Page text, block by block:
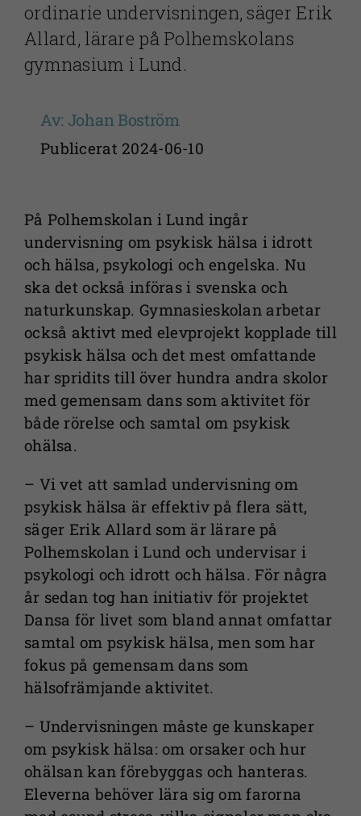
ordinarie undervisningen, säger Erik
Allard, lärare på Polhemskolans
gymnasium i Lund.
Av: Johan Boström
Publicerat 2024-06-10
På Polhemskolan i Lund ingår
undervisning om psykisk hälsa i idrott
och hälsa, psykologi och engelska. Nu
ska det också införas i svenska och
naturkunskap. Gymnasieskolan arbetar
också aktivt med elevprojekt kopplade till
psykisk hälsa och det mest omfattande
har spridits till över hundra andra skolor
med gemensam dans som aktivitet för
både rörelse och samtal om psykisk
ohälsa.
– Vi vet att samlad undervisning om
psykisk hälsa är effektiv på flera sätt,
säger Erik Allard som är lärare på
Polhemskolan i Lund och undervisar i
psykologi och idrott och hälsa. För några
år sedan tog han initiativ för projektet
Dansa för livet som bland annat omfattar
samtal om psykisk hälsa, men som har
fokus på gemensam dans som
hälsofrämjande aktivitet.
– Undervisningen måste ge kunskaper
om psykisk hälsa: om orsaker och hur
ohälsan kan förebyggas och hanteras.
Eleverna behöver lära sig om farorna